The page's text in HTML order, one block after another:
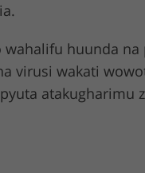
huunda
virusi wakati
atakugharimu